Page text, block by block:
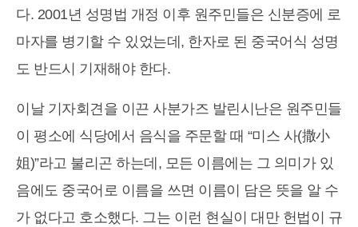
다. 2001년 성명법 개정 이후 원주민들은 신분증에 로
마자를 병기할 수 있었는데, 한자로 된 중국어식 성명
도 반드시 기재해야 한다.
이날 기자회견을 이끈 사분가즈 발린시난은 원주민들
이 평소에 식당에서 음식을 주문할 때 “미스 사(撒小
姐)”라고 불리곤 하는데, 모든 이름에는 그 의미가 있
음에도 중국어로 이름을 쓰면 이름이 담은 뜻을 알 수
가 없다고 호소했다. 그는 이런 현실이 대만 헌법이 규